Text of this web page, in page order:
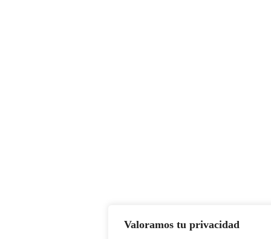
Valoramos tu privacidad